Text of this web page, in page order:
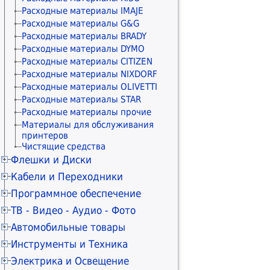
Коннекторы и колпачки
Модули и адаптеры
Keystone/Mosaic/Mini-Com
Патч-панели
Розетки сетевые внешние
Розетки сетевые
Рамки и монтажные элементы
Крепления для сетевого
оборудования
Кабельные каналы
Гофры и металлорукава
Органайзеры для кабелей
Стяжки для кабелей
Маркеры сетевые
Расходные материалы IMAJE
Расходные материалы G&G
Расходные материалы BRADY
Расходные материалы DYMO
Расходные материалы CITIZEN
Расходные материалы NIXDORF
Расходные материалы OLIVETTI
Расходные материалы STAR
Расходные материалы прочие
Материалы для обслуживания
принтеров
Чистящие средства
Флешки и Диски
Карты SD
Карты microSD
Карты Compact Flash
Картридеры внешние
Флешки USB 4ГБ
Флешки USB 16ГБ
Флешки USB 32ГБ
Кабели и Переходники
Кабели USB
Удлинители USB
Разветвители USB
Кабели micro USB
Кабели mini USB
Кабели USB Type-C
Конвертеры USB Type-C
Программное обеспечение
Антивирусы KASPERSKY
Антивирусы ESET NOD32
Антивирусы Dr.WEB
Microsoft Windows
Microsoft Office
ТВ - Видео - Аудио - Фото
Телевизоры 20" - 29"
Телевизоры 40" - 49"
Телевизоры 50" - 59"
Автомобильные товары
Автовидеорегистраторы
Карты microSD
GPS навигаторы
Инструменты и Техника
Перфораторы
Электрика и Освещение